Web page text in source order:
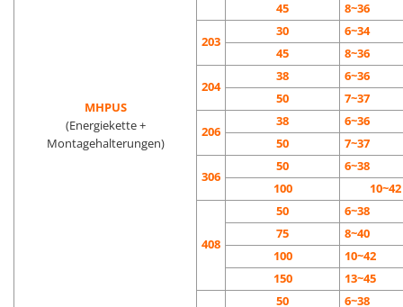
MHPUS
(Energiekette +
Montagehalterungen)
45
8~36
203
30
6~34
45
8~36
204
38
6~36
50
7~37
206
38
6~36
50
7~37
306
50
6~38
100
10~42
408
50
6~38
75
8~40
100
10~42
150
13~45
50
6~38